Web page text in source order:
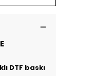
DTF baskı